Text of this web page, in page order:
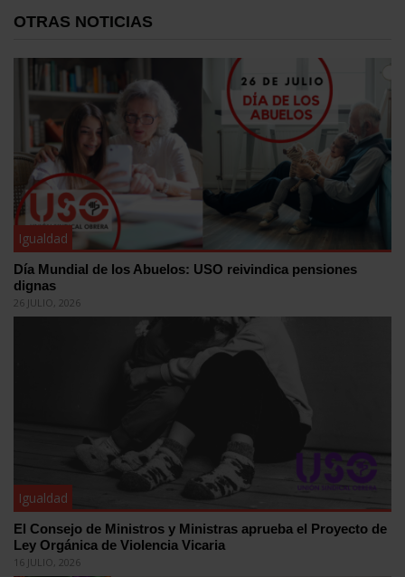
OTRAS NOTICIAS
Igualdad
Día Mundial de los Abuelos: USO reivindica pensiones
dignas
26 JULIO, 2026
Igualdad
El Consejo de Ministros y Ministras aprueba el Proyecto de
Ley Orgánica de Violencia Vicaria
16 JULIO, 2026